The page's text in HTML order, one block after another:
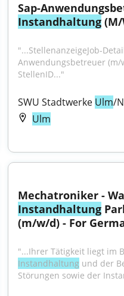
Instandhaltung (M/
"...StellenanzeigeJob-
Anwendungsbetreuer (m/
StellenID..."
SWU Stadtwerke Ulm/
Ulm
Instandhaltung
(m/w/d) - For
Instandhaltung und der
Störungen sowie der